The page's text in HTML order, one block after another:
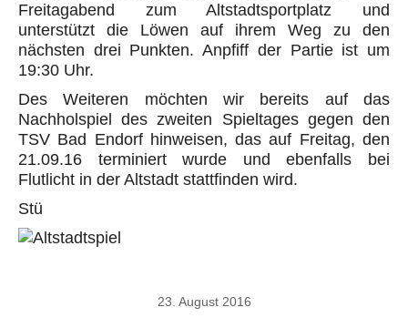
Freitagabend zum Altstadtsportplatz und
unterstützt die Löwen auf ihrem Weg zu den
nächsten drei Punkten. Anpfiff der Partie ist um
19:30 Uhr.
Des Weiteren möchten wir bereits auf das
Nachholspiel des zweiten Spieltages gegen den
TSV Bad Endorf hinweisen, das auf Freitag, den
21.09.16 terminiert wurde und ebenfalls bei
Flutlicht in der Altstadt stattfinden wird.
Stü
23. August 2016